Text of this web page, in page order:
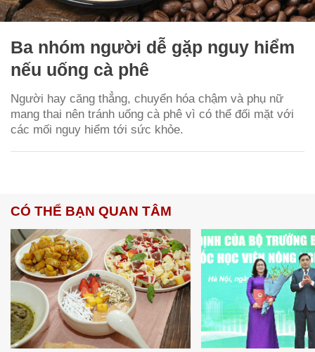
Ba nhóm người dễ gặp nguy hiểm
nếu uống cà phê
Người hay căng thẳng, chuyển hóa chậm và phụ nữ
mang thai nên tránh uống cà phê vì có thể đối mặt với
các mối nguy hiểm tới sức khỏe.
CÓ THỂ BẠN QUAN TÂM